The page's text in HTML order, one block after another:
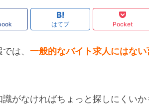
はてブ Pocket
は、 一般的なバイト求人にはな
がなければちょっと探しにくいか